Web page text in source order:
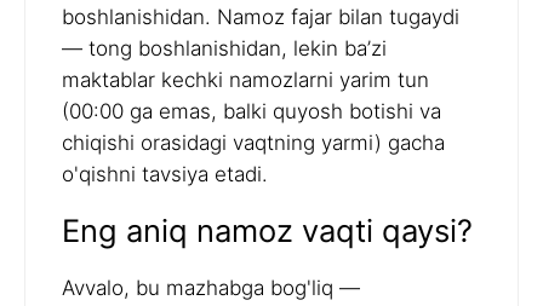
boshlanishidan. Namoz fajar bilan tugaydi
— tong boshlanishidan, lekin ba’zi
maktablar kechki namozlarni yarim tun
(00:00 ga emas, balki quyosh botishi va
chiqishi orasidagi vaqtning yarmi) gacha
o'qishni tavsiya etadi.
Eng aniq namoz vaqti qaysi?
Avvalo, bu mazhabga bog'liq —